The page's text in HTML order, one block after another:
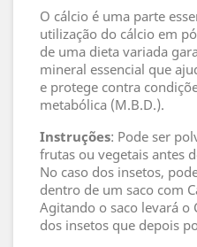
O cálcio é uma parte
utilização do cálcio em
de uma dieta variada
mineral essencial que
e protege contra
metabólica (M.B.D.).
Instruções: Pode ser
frutas ou vegetais antes
No caso dos insetos,
dentro de um saco com
Agitando o saco levará o
dos insetos que depois